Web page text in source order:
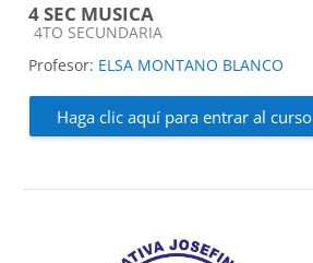
4 SEC MUSICA
Categoría de cursos
4TO SECUNDARIA
Profesor: ELSA MONTANO BLANCO
Haga clic aquí para entrar al curso